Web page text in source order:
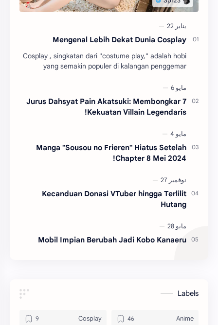
Mengenal Lebih Dekat Dunia Cosplay
Cosplay , singkatan dari "costume play," adalah hobi
yang semakin populer di kalangan penggemar
7 Jurus Dahsyat Pain Akatsuki: Membongkar
Kekuatan Villain Legendaris!
Manga "Sousou no Frieren" Hiatus Setelah
Chapter 8 Mei 2024!
Kecanduan Donasi VTuber hingga Terlilit
Hutang
Mobil Impian Berubah Jadi Kobo Kanaeru
Labels
Anime
Cosplay